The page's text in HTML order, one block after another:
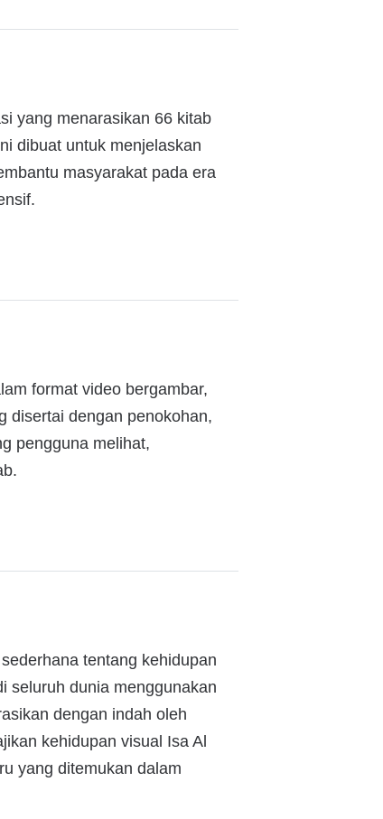
yang menarasikan 66 kitab
dibuat untuk menjelaskan
masyarakat pada era
format video bergambar,
disertai dengan penokohan,
pengguna melihat,
tentang kehidupan
seluruh dunia menggunakan
dengan indah oleh
kehidupan visual Isa Al
yang ditemukan dalam